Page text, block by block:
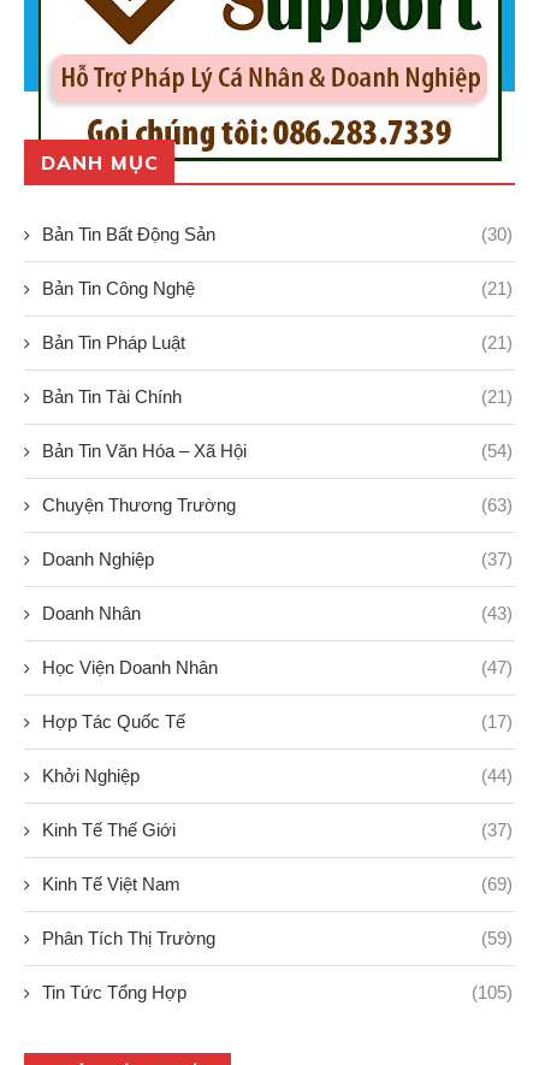
DANH MỤC
Bản Tin Bất Động Sản (30)
Bản Tin Công Nghệ (21)
Bản Tin Pháp Luật (21)
Bản Tin Tài Chính (21)
Bản Tin Văn Hóa – Xã Hội (54)
Chuyện Thương Trường (63)
Doanh Nghiệp (37)
Doanh Nhân (43)
Học Viện Doanh Nhân (47)
Hợp Tác Quốc Tế (17)
Khởi Nghiệp (44)
Kinh Tế Thế Giới (37)
Kinh Tế Việt Nam (69)
Phân Tích Thị Trường (59)
Tin Tức Tổng Hợp (105)